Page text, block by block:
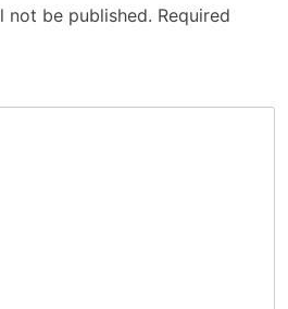
not be published. Required